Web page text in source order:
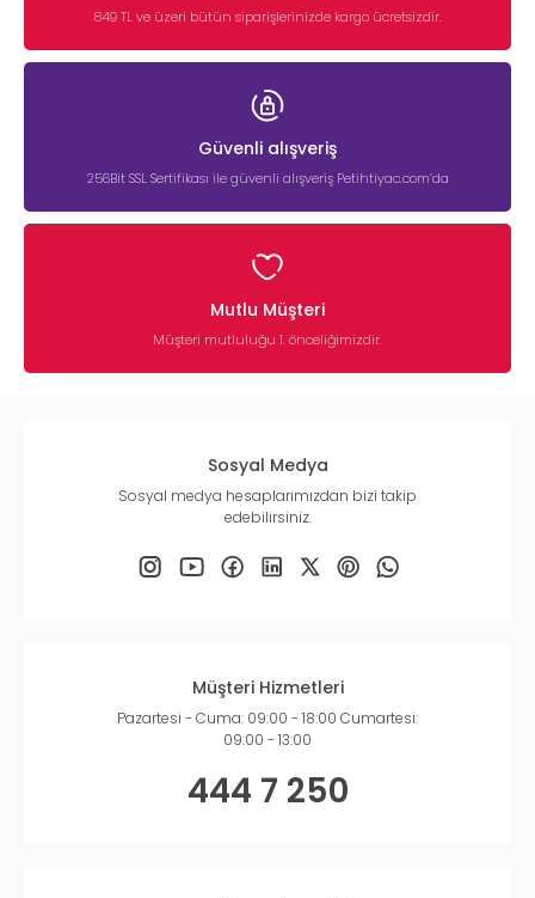
849 TL ve üzeri bütün siparişlerinizde kargo ücretsizdir.
Güvenli alışveriş
256Bit SSL Sertifikası ile güvenli alışveriş Petihtiyac.com’da
Mutlu Müşteri
Müşteri mutluluğu 1. önceliğimizdir.
Sosyal Medya
Sosyal medya hesaplarımızdan bizi takip
edebilirsiniz.
Müşteri Hizmetleri
Pazartesi - Cuma: 09:00 - 18:00 Cumartesi:
09:00 - 13:00
444 7 250